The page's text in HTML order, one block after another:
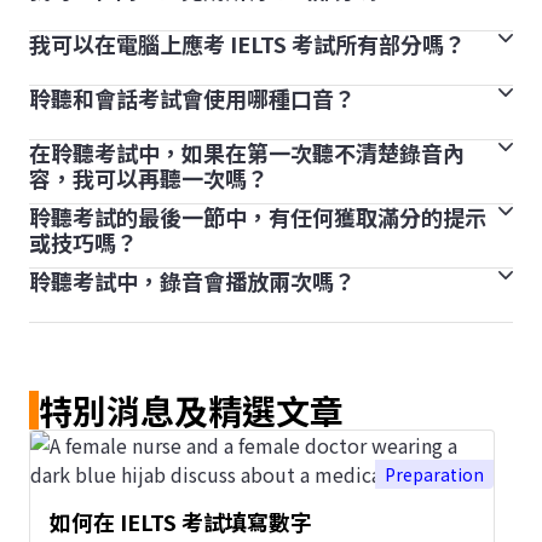
轉換成 1 至 9 級的評級分數。
聆聽和閱讀考試各包含 40 條問題，每道正確答案得 1 分
（因此考生最高可獲得 40 分）。根據原分數計算，評級
聆聽、閱讀和寫作三部分會在同一天連續進行。視乎考試
中心而定，會話考試會於同一天或考試日期最多 7 天前
後進行。
如果你報考 IELTS 電腦模式考試，會話考試將安排在同
一天進行，在其餘三部分之前或之後進行。
我可以在電腦上應考 IELTS 考試所有部分嗎？
如果考生報考 IELTS 電腦模式考試，IELTS 考試的閱讀、
寫作和聆聽部分會在電腦上完成，但會話考試將與 IELTS
考官面對面進行。
聆聽和會話考試會使用哪種口音？
IELTS 是一個國際英語測試，其通用和學術模式考試都會
使用多種聲調和口音。
在聆聽考試中，如果在第一次聽不清楚錄音內
容，我可以再聽一次嗎？
IELTS 聆聽考試的錄音只會播放一次。請務必從開始到結
束的 30 分鐘期間保持集中。
聆聽考試的最後一節中，有任何獲取滿分的提示
或技巧嗎？
一般講課都會以特定模式或結構進行。聽多一些不同講
課，你就會更了解其結構。此外，認識更多詞彙也可助你
聆聽考試中，錄音會播放兩次嗎？
特別消息及精選文章
Preparation
如何在 IELTS 考試填寫數字